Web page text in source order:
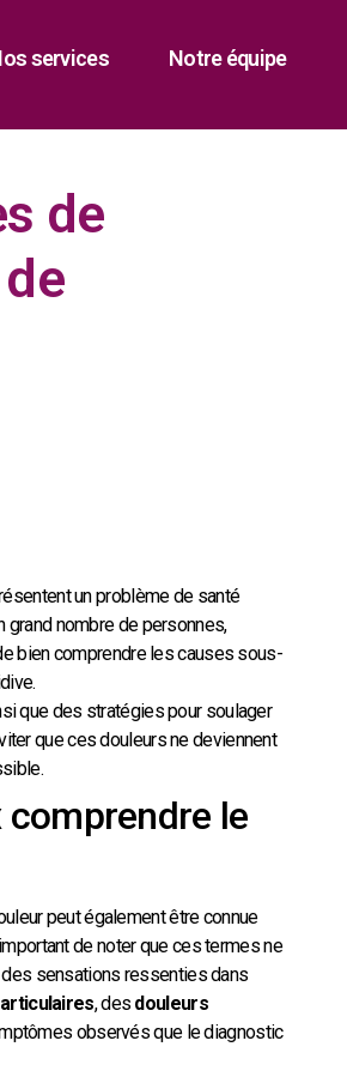
services Notre équipe
de
un problème de santé
grand nombre de personnes,
bien comprendre les causes sous-
que des stratégies pour soulager
que ces douleurs ne deviennent
le
peut également être connue
de noter que ces termes ne
des sensations ressenties dans
, des douleurs
observés que le diagnostic